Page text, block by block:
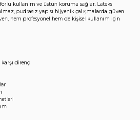
kullanım ve üstün koruma sağlar. Lateks
pudrasız yapısı hijyenik çalışmalarda güven
hem profesyonel hem de kişisel kullanım için
direnç